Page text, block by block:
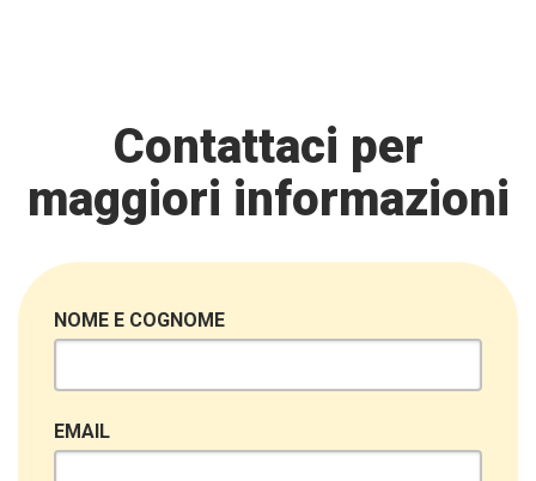
Contattaci per
maggiori informazioni
NOME E COGNOME
EMAIL